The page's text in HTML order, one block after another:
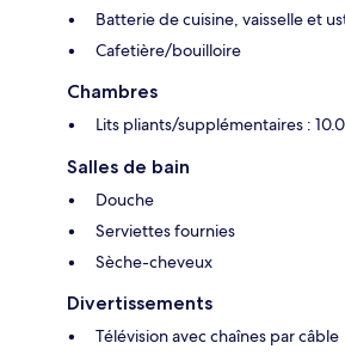
Batterie de cuisine, vaisselle et
Cafetière/bouilloire
Chambres
Lits pliants/supplémentaires :
Salles de bain
Douche
Serviettes fournies
Sèche-cheveux
Divertissements
Télévision avec chaînes par câble